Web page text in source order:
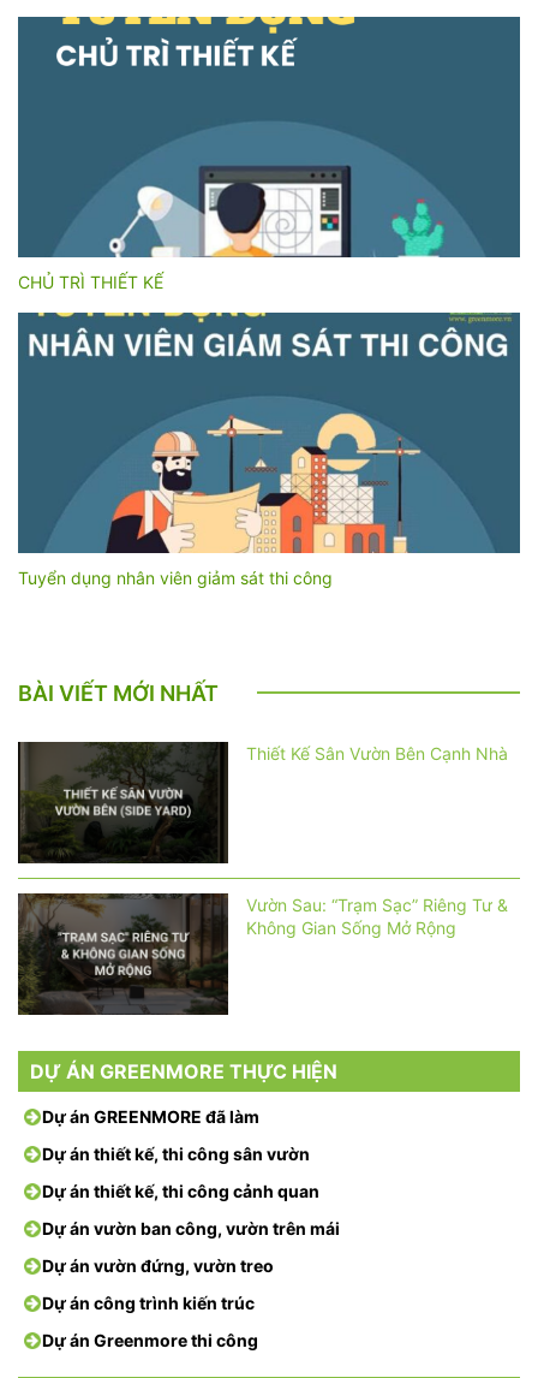
CHỦ TRÌ THIẾT KẾ
Tuyển dụng nhân viên giảm sát thi công
BÀI VIẾT MỚI NHẤT
Thiết Kế Sân Vườn Bên Cạnh Nhà
Vườn Sau: “Trạm Sạc” Riêng Tư &
Không Gian Sống Mở Rộng
DỰ ÁN GREENMORE THỰC HIỆN
Dự án GREENMORE đã làm
Dự án thiết kế, thi công sân vườn
Dự án thiết kế, thi công cảnh quan
Dự án vườn ban công, vườn trên mái
Dự án vườn đứng, vườn treo
Dự án công trình kiến trúc
Dự án Greenmore thi công